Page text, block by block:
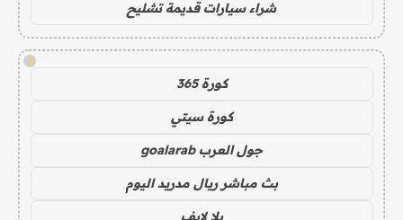
شراء سيارات قديمة تشليح
!
كورة 365
كورة سيتي
جول العرب goalarab
بث مباشر ريال مدريد اليوم
يلا لايف